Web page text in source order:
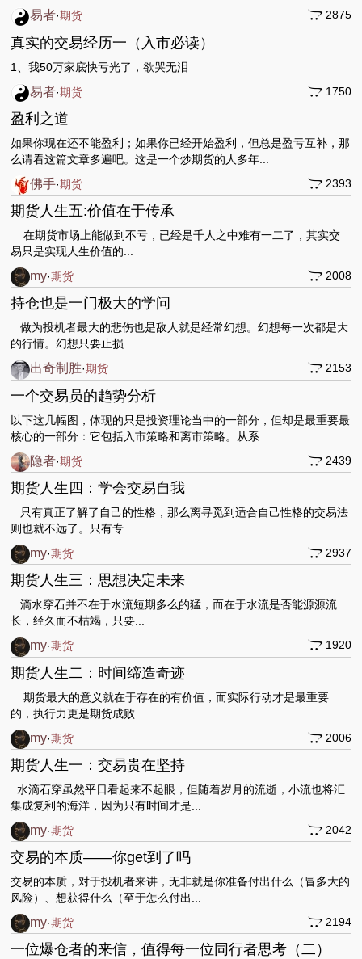
易者·期货 2875
真实的交易经历一（入市必读）
1、我50万家底快亏光了，欲哭无泪
易者·期货 1750
盈利之道
如果你现在还不能盈利；如果你已经开始盈利，但总是盈亏互补，那
么请看这篇文章多遍吧。这是一个炒期货的人多年...
佛手·期货 2393
期货人生五:价值在于传承
在期货市场上能做到不亏，已经是千人之中难有一二了，其实交
易只是实现人生价值的...
my·期货 2008
持仓也是一门极大的学问
做为投机者最大的悲伤也是敌人就是经常幻想。幻想每一次都是大
的行情。幻想只要止损...
出奇制胜·期货 2153
一个交易员的趋势分析
以下这几幅图，体现的只是投资理论当中的一部分，但却是最重要最
核心的一部分：它包括入市策略和离市策略。从系...
隐者·期货 2439
期货人生四：学会交易自我
只有真正了解了自己的性格，那么离寻觅到适合自己性格的交易法
则也就不远了。只有专...
my·期货 2937
期货人生三：思想决定未来
滴水穿石并不在于水流短期多么的猛，而在于水流是否能源源流
长，经久而不枯竭，只要...
my·期货 1920
​期货人生二：时间缔造奇迹
期货最大的意义就在于存在的有价值，而实际行动才是最重要
的，执行力更是期货成败...
my·期货 2006
​期货人生一：交易贵在坚持
水滴石穿虽然平日看起来不起眼，但随着岁月的流逝，小流也将汇
集成复利的海洋，因为只有时间才是...
my·期货 2042
交易的本质——你get到了吗
交易的本质，对于投机者来讲，无非就是你准备付出什么（冒多大的
风险）、想获得什么（至于怎么付出...
my·期货 2194
一位爆仓者的来信，值得每一位同行者思考（二）